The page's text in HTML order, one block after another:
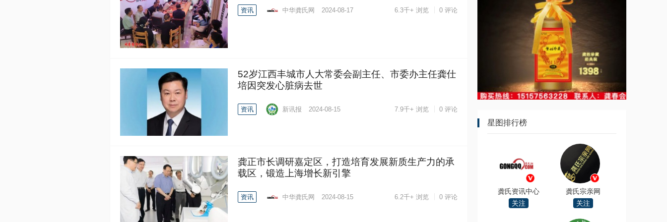
资讯 中华龚氏网 2024-08-17 6.3千+ 浏览 0 评论
52岁江西丰城市人大常委会副主任、市委办主任龚仕
培因突发心脏病去世
资讯 新讯报 2024-08-15 7.9千+ 浏览 0 评论
龚正市长调研嘉定区，打造培育发展新质生产力的承
载区，锻造上海增长新引擎
资讯 中华龚氏网 2024-08-15 6.2千+ 浏览 0 评论
星图排行榜
龚氏资讯中心
关注
龚氏宗亲网
关注